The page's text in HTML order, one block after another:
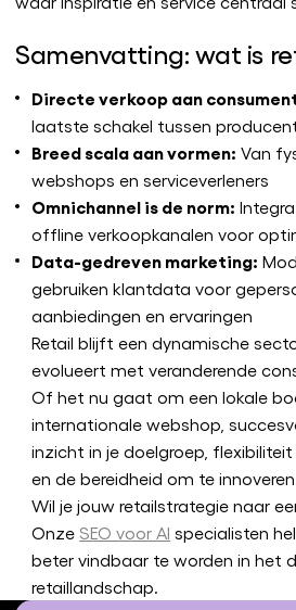
Samenvatting: wat is
Directe verkoop aan
laatste schakel tussen
Breed scala aan vormen: Van
webshops en serviceverleners
Omnichannel is de norm:
offline verkoopkanalen voor
Data-gedreven marketing:
gebruiken klantdata voor
aanbiedingen en ervaringen
Retail blijft een dynamische
evolueert met veranderende
Of het nu gaat om een lokale
internationale webshop,
inzicht in je doelgroep,
en de bereidheid om te
Wil je jouw retailstrategie naar
Onze SEO voor AI specialisten
beter vindbaar te worden in het
retaillandschap.